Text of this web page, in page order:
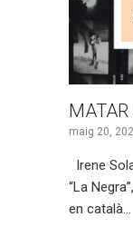
maig 20,
Irene
“La
en català…